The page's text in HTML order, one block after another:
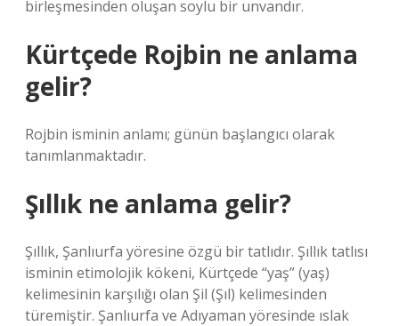
birleşmesinden oluşan soylu bir unvandır.
Kürtçede Rojbin ne anlama
gelir?
Rojbin isminin anlamı; günün başlangıcı olarak
tanımlanmaktadır.
Şıllık ne anlama gelir?
Şıllık, Şanlıurfa yöresine özgü bir tatlıdır. Şıllık tatlısı
isminin etimolojik kökeni, Kürtçede “yaş” (yaş)
kelimesinin karşılığı olan Şil (Şıl) kelimesinden
türemiştir. Şanlıurfa ve Adıyaman yöresinde ıslak